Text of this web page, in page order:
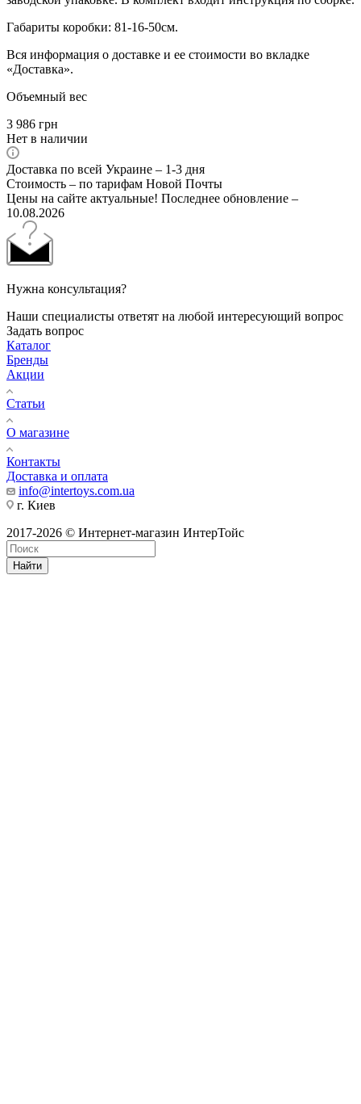
Габариты коробки: 81-16-50см.
Вся информация о доставке и ее стоимости во вкладке
«Доставка».
Объемный вес
3 986 грн
Нет в наличии
Доставка по всей Украине – 1-3 дня
Стоимость – по тарифам Новой Почты
Цены на сайте актуальные! Последнее обновление –
10.08.2026
Нужна консультация?
Наши специалисты ответят на любой интересующий вопрос
Задать вопрос
Каталог
Бренды
Акции
Статьи
О магазине
Контакты
Доставка и оплата
info@intertoys.com.ua
г. Киев
2017-2026 © Интернет-магазин ИнтерТойс
Найти